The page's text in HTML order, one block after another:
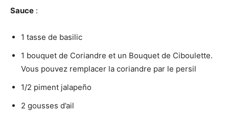
Sauce :
1 tasse de basilic
1 bouquet de Coriandre et un Bouquet de Ciboulette.
Vous pouvez remplacer la coriandre par le persil
1/2 piment jalapeño
2 gousses d’ail